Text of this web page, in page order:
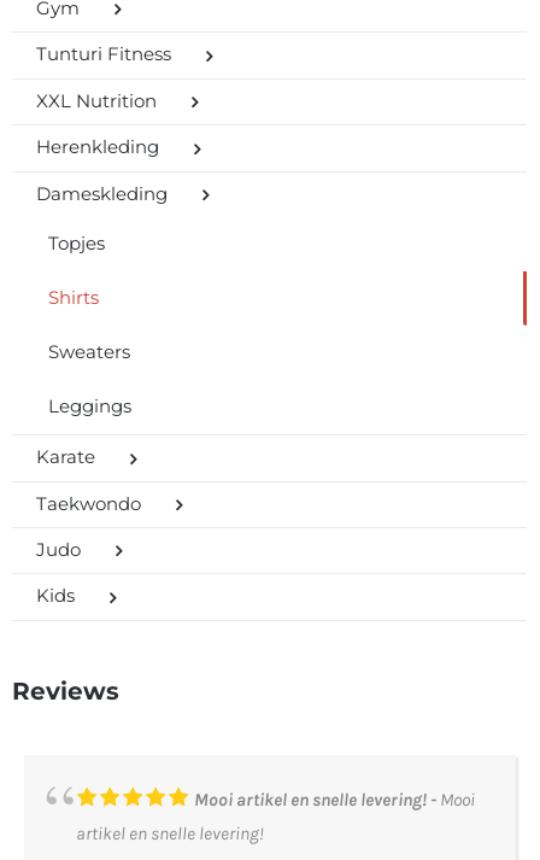
Gym
Tunturi Fitness
XXL Nutrition
Herenkleding
Dameskleding
Topjes
Shirts
Sweaters
Leggings
Karate
Taekwondo
Judo
Kids
Reviews
Mooi artikel en snelle levering!
Mooi
artikel en snelle levering!